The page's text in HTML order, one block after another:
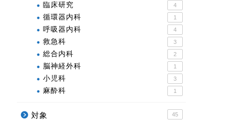
臨床研究 4
循環器内科 1
呼吸器内科 4
救急科 3
総合内科 2
脳神経外科 1
小児科 3
麻酔科 1
対象 45